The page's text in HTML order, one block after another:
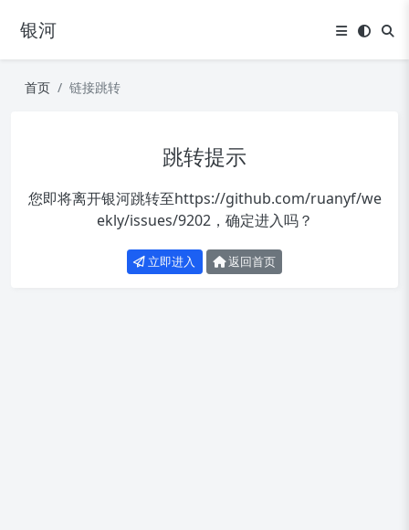
银河
首页 链接跳转
跳转提示
您即将离开银河跳转至https://github.com/ruanyf/we
ekly/issues/9202，确定进入吗？
立即进入 返回首页